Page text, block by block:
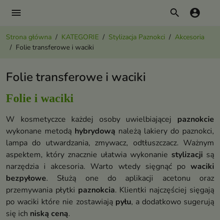
menu search account_circle
Strona główna KATEGORIE Stylizacja Paznokci
Akcesoria
Folie transferowe i waciki
Folie transferowe i waciki
Folie i waciki
W kosmetyczce każdej osoby uwielbiającej paznokcie
wykonane metodą hybrydową należą lakiery do paznokci,
lampa do utwardzania, zmywacz, odtłuszczacz. Ważnym
aspektem, który znacznie ułatwia wykonanie stylizacji są
narzędzia i akcesoria. Warto wtedy sięgnąć po waciki
bezpyłowe. Służą one do aplikacji acetonu oraz
przemywania płytki paznokcia. Klientki najczęściej sięgają
po waciki które nie zostawiają pyłu, a dodatkowo sugerują
się ich niską ceną.